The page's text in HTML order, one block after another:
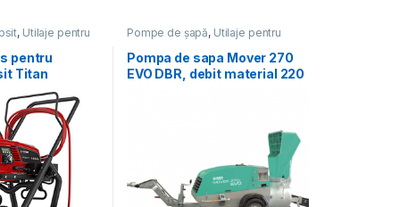
, Utilaje pentru
pentru
Titan
HR
Pompe de șapă, Utilaje pentru
construcții
Pompa de sapa Mover 270
EVO DBR, debit material 220